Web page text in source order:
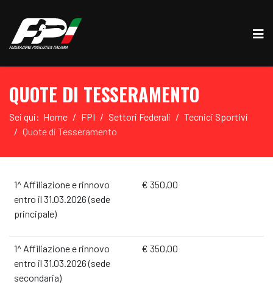
QUOTE DI TESSERAMENTO
Sei qui: Home FPI Settori Federali
Tecnici Sportivi
Quote di Tesseramento
1^ Affiliazione e rinnovo
entro il 31.03.2026 (sede
principale)
€ 350,00
1^ Affiliazione e rinnovo
entro il 31.03.2026 (sede
secondaria)
€ 350,00